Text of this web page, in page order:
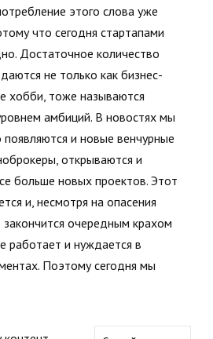
этого слова уже
что сегодня стартапами
Достаточное количество
не только как бизнес-
хобби, тоже называются
амбиций. В новостях мы
и новые венчурные
открываются и
больше новых проектов. Этот
и, несмотря на опасения
закончится очередным крахом
работает и нуждается в
Поэтому сегодня мы